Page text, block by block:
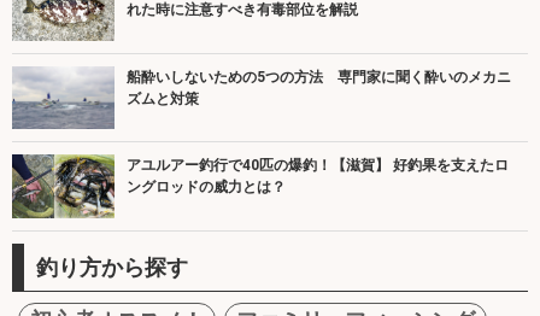
れた時に注意すべき有毒部位を解説
船酔いしないための5つの方法 専門家に聞く酔いのメカニ
ズムと対策
アユルアー釣行で40匹の爆釣！【滋賀】 好釣果を支えたロ
ングロッドの威力とは？
釣り方から探す